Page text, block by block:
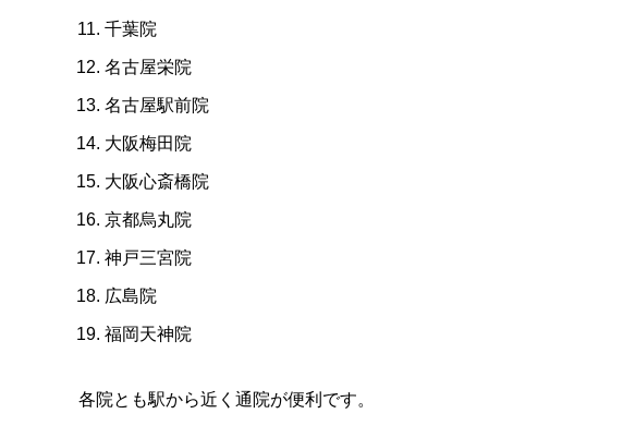
千葉院
名古屋栄院
名古屋駅前院
大阪梅田院
大阪心斎橋院
京都烏丸院
神戸三宮院
広島院
福岡天神院
各院とも駅から近く通院が便利です。